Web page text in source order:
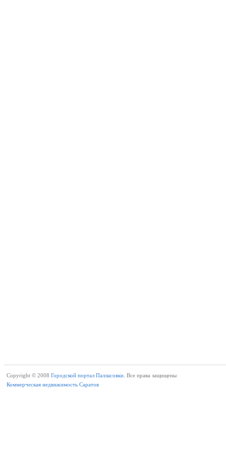
Copyright © 2008 Городской портал Палласовки. Все права защищены
Коммерческая недвижимость Саратов